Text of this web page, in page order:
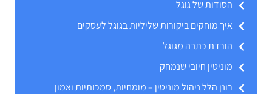
הסודות של גוגל
איך מוחקים ביקורות שליליות בגוגל לעסקים
הורדת כתבה מגוגל
מוניטין חיובי שנמחק
רונן הלל ניהול מוניטין – מומחיות, סמכותיות ואמון